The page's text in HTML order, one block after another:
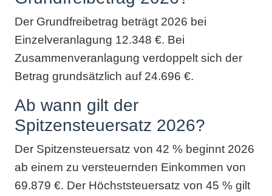
Der Grundfreibetrag beträgt 2026 bei
Einzelveranlagung 12.348 €. Bei
Zusammenveranlagung verdoppelt sich der
Betrag grundsätzlich auf 24.696 €.
Ab wann gilt der
Spitzensteuersatz 2026?
Der Spitzensteuersatz von 42 % beginnt 2026
ab einem zu versteuernden Einkommen von
69.879 €. Der Höchststeuersatz von 45 % gilt